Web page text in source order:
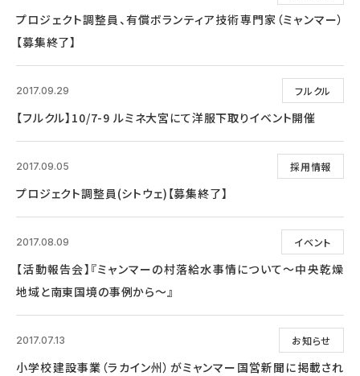
プロジェクト調整員、有償ボランティア技術専門家（ミャンマー）
【募集終了】
フルクル
2017.09.29
【フルクル】10/7-9 ルミネ大宮にて洋服下取りイベント開催
採用情報
2017.09.05
プロジェクト調整員(シトウェ)【募集終了】
イベント
2017.08.09
【活動報告会】『ミャンマーの村落給水事情について～中央乾燥
地域と南東国境の事例から～』
お知らせ
2017.07.13
小学校建設事業（ラカイン州）がミャンマー国営新聞に掲載され